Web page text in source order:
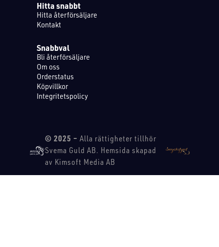
Hitta snabbt
Hitta återförsäljare
Kontakt
Snabbval
Bli återförsäljare
Om oss
Orderstatus
Köpvillkor
Integritetspolicy
© 2025 – Alla rättigheter tillhör
Svema Guld AB. Hemsida skapad
av Kimsoft Media AB